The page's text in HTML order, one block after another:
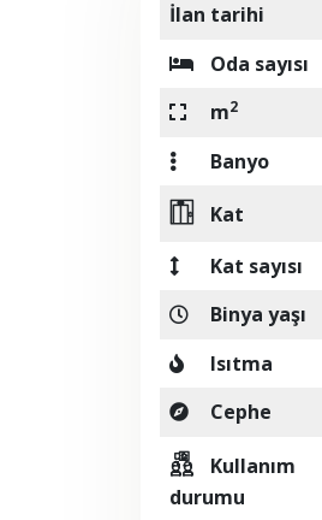
İlan tarihi
Oda sayısı
m2
Banyo
Kat
Kat sayısı
Binya yaşı
Isıtma
Cephe
Kullanım
durumu